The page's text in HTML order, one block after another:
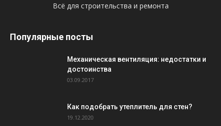
Всё для строительства и ремонта
Популярные посты
Механическая вентиляция: недостатки и
достоинства
03.09.2017
Как подобрать утеплитель для стен?
19.12.2020